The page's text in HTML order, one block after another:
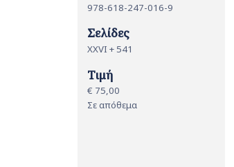
978-618-247-016-9
Σελίδες
XXVI + 541
Τιμή
€ 75,00
Σε απόθεμα